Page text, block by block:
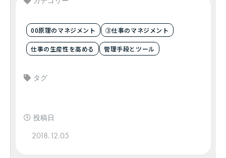
00原理のマネジメント ③仕事のマネジメント
仕事の生産性を高める 管理手段とツール
タグ
投稿日
2018.12.05